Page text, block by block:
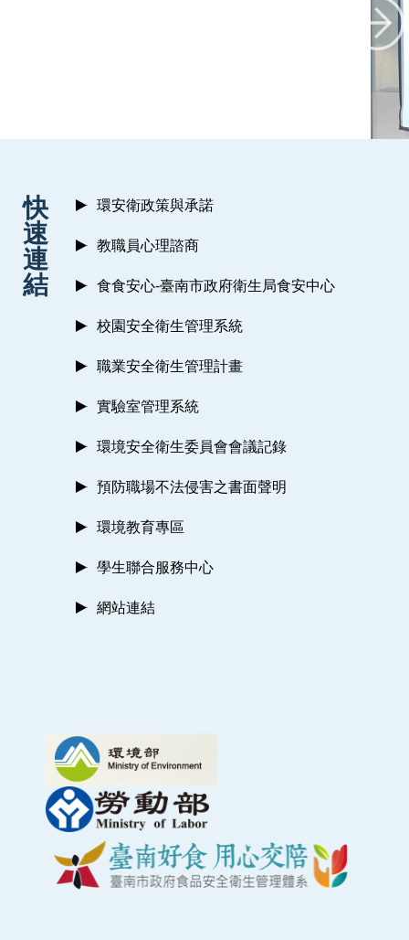
快
速
連
結
環安衛政策與承諾
教職員心理諮商
食食安心-臺南市政府衛生局食安中心
校園安全衛生管理系統
職業安全衛生管理計畫
實驗室管理系統
環境安全衛生委員會會議記錄
預防職場不法侵害之書面聲明
環境教育專區
學生聯合服務中心
網站連結